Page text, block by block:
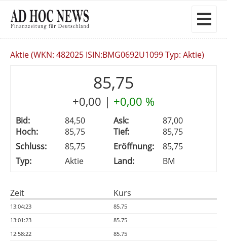
Aktie (WKN: 482025 ISIN:BMG0692U1099 Typ: Aktie)
85,75
+0,00 | +0,00 %
Bid: 84,50 Ask:
87,00
Hoch:
85,75 Tief:
85,75
Schluss:
85,75 Eröffnung:
85,75
Typ:
Aktie Land: BM
Zeit Kurs
13:04:23
85.75
13:01:23
85.75
12:58:22
85.75